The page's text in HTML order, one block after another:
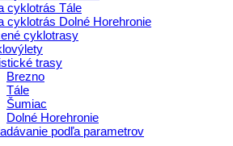
cyklotrás Tále
cyklotrás Dolné Horehronie
cyklotrasy
trasy
Brezno
Tále
Šumiac
Dolné Horehronie
podľa parametrov